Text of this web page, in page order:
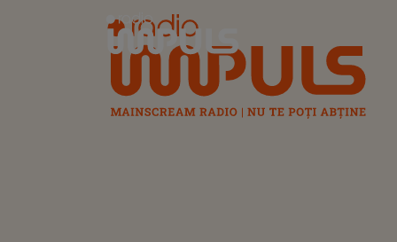
Radio Impuls